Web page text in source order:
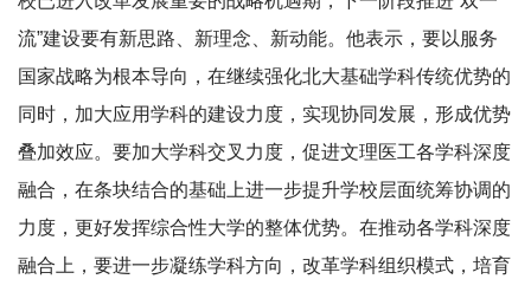
流”建设要有新思路、新理念、新动能。他表示，要以服务
国家战略为根本导向，在继续强化北大基础学科传统优势的
同时，加大应用学科的建设力度，实现协同发展，形成优势
叠加效应。要加大学科交叉力度，促进文理医工各学科深度
融合，在条块结合的基础上进一步提升学校层面统筹协调的
力度，更好发挥综合性大学的整体优势。在推动各学科深度
融合上，要进一步凝练学科方向，改革学科组织模式，培育